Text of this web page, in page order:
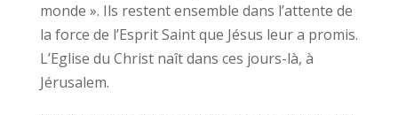
monde ». Ils restent ensemble dans l’attente de
la force de l’Esprit Saint que Jésus leur a promis.
L’Eglise du Christ naît dans ces jours-là, à
Jérusalem.